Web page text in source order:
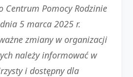
Centrum Pomocy Rodzinie
5 marca 2025 r.
zmiany w organizacji
należy informować w
i dostępny dla